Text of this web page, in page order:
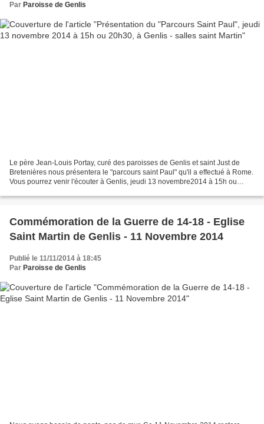
Par Paroisse de Genlis
Le père Jean-Louis Portay, curé des paroisses de Genlis et saint Just de
Bretenières nous présentera le "parcours saint Paul" qu'il a effectué à Rome.
Vous pourrez venir l'écouter à Genlis, jeudi 13 novembre2014 à 15h ou
Commémoration de la Guerre de 14-18 - Eglise
Saint Martin de Genlis - 11 Novembre 2014
Publié le 11/11/2014 à 18:45
Par Paroisse de Genlis